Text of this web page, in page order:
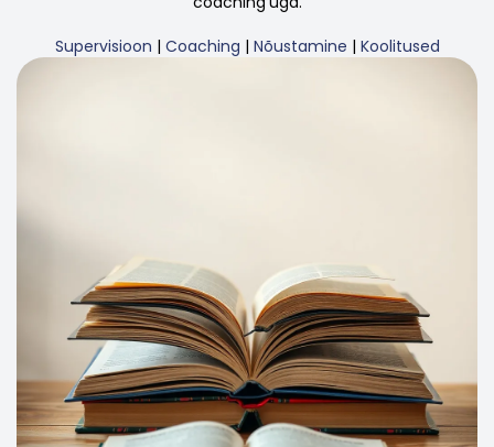
Supervisioon | Coaching | Nõustamine | Koolitused